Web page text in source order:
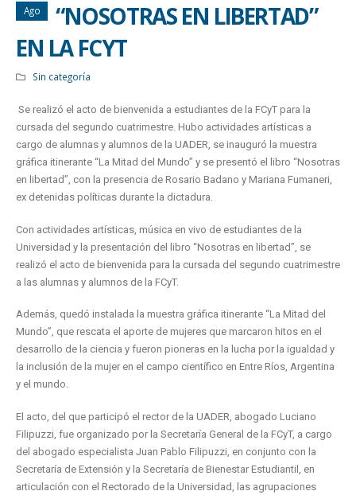
Ago
“NOSOTRAS EN LIBERTAD”
EN LA FCYT
Sin categoría
Se realizó el acto de bienvenida a estudiantes de la FCyT para la
cursada del segundo cuatrimestre. Hubo actividades artísticas a
cargo de alumnas y alumnos de la UADER, se inauguró la muestra
gráfica itinerante “La Mitad del Mundo” y se presentó el libro “Nosotras
en libertad”, con la presencia de Rosario Badano y Mariana Fumaneri,
ex detenidas políticas durante la dictadura.
Con actividades artísticas, música en vivo de estudiantes de la
Universidad y la presentación del libro “Nosotras en libertad”, se
realizó el acto de bienvenida para la cursada del segundo cuatrimestre
a las alumnas y alumnos de la FCyT.
Además, quedó instalada la muestra gráfica itinerante “La Mitad del
Mundo”, que rescata el aporte de mujeres que marcaron hitos en el
desarrollo de la ciencia y fueron pioneras en la lucha por la igualdad y
la inclusión de la mujer en el campo científico en Entre Ríos, Argentina
y el mundo.
El acto, del que participó el rector de la UADER, abogado Luciano
Filipuzzi, fue organizado por la Secretaría General de la FCyT, a cargo
del abogado especialista Juan Pablo Filipuzzi, en conjunto con la
Secretaría de Extensión y la Secretaría de Bienestar Estudiantil, en
articulación con el Rectorado de la Universidad, las agrupaciones